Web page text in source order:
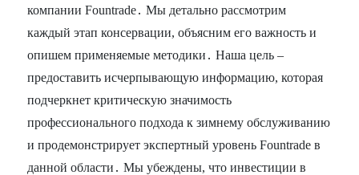
компании Fountrade․ Мы детально рассмотрим
каждый этап консервации, объясним его важность и
опишем применяемые методики․ Наша цель –
предоставить исчерпывающую информацию, которая
подчеркнет критическую значимость
профессионального подхода к зимнему обслуживанию
и продемонстрирует экспертный уровень Fountrade в
данной области․ Мы убеждены, что инвестиции в